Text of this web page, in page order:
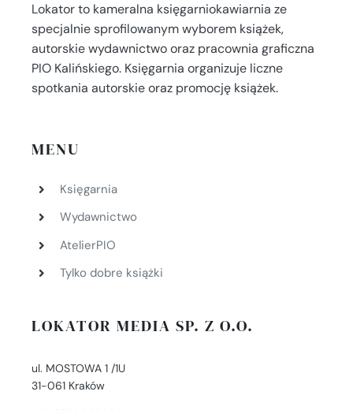
Lokator to kameralna księgarniokawiarnia ze
specjalnie sprofilowanym wyborem książek,
autorskie wydawnictwo oraz pracownia graficzna
PIO Kalińskiego. Księgarnia organizuje liczne
spotkania autorskie oraz promocję książek.
MENU
Księgarnia
Wydawnictwo
AtelierPIO
Tylko dobre książki
LOKATOR MEDIA SP. Z O.O.
ul. MOSTOWA 1 /1U
31-061 Kraków